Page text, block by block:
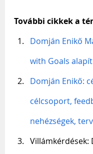
További cikkek a
Domján Enikő
with Goals
Domján Enikő:
célcsoport,
nehézségek,
Villámkérdések: